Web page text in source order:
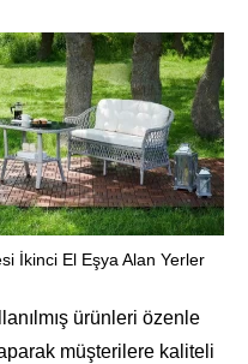
İkinci El Eşya Alan Yerler
ürünleri özenle
müşterilere kaliteli